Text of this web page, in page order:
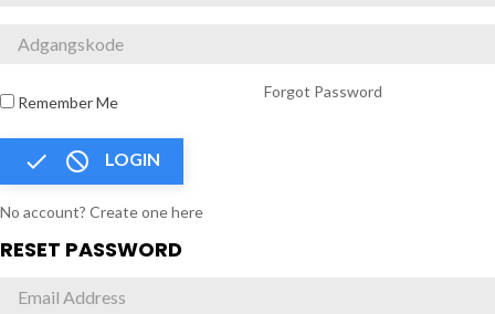
Remember Me
Forgot Password
  LOGIN
No account? Create one here
RESET PASSWORD